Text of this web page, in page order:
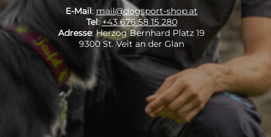
E-Mail: mail@dogsport-shop.at
Tel:+43 676 58 15 280
Adresse: Herzog Bernhard Platz 19
9300 St. Veit an der Glan